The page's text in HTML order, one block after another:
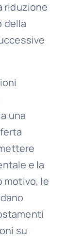
riduzione
della
una
e la
motivo, le
su